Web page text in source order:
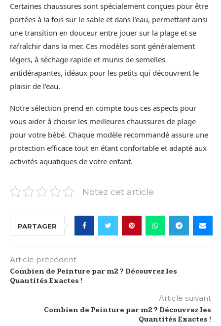
Certaines chaussures sont spécialement conçues pour être
portées à la fois sur le sable et dans l’eau, permettant ainsi
une transition en douceur entre jouer sur la plage et se
rafraîchir dans la mer. Ces modèles sont généralement
légers, à séchage rapide et munis de semelles
antidérapantes, idéaux pour les petits qui découvrent le
plaisir de l’eau.
Notre sélection prend en compte tous ces aspects pour
vous aider à choisir les meilleures chaussures de plage
pour votre bébé. Chaque modèle recommandé assure une
protection efficace tout en étant confortable et adapté aux
activités aquatiques de votre enfant.
Notez cet article
PARTAGER
Article précédent
Combien de Peinture par m2 ? Découvrez les
Quantités Exactes !
Article suivant
Combien de Peinture par m2 ? Découvrez les
Quantités Exactes !